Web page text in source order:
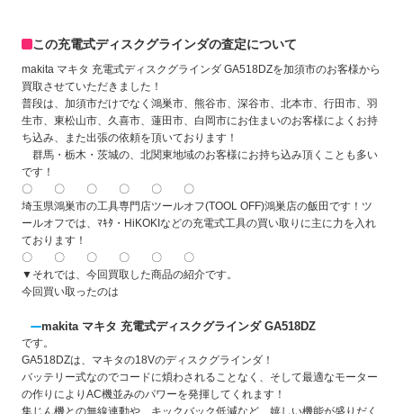
この充電式ディスクグラインダの査定について
makita マキタ 充電式ディスクグラインダ GA518DZを加須市のお客様から
買取させていただきました！
普段は、加須市だけでなく鴻巣市、熊谷市、深谷市、北本市、行田市、羽
生市、東松山市、久喜市、蓮田市、白岡市にお住まいのお客様によくお持
ち込み、また出張の依頼を頂いております！
群馬・栃木・茨城の、北関東地域のお客様にお持ち込み頂くことも多い
です！
〇 〇 〇 〇 〇 〇
埼玉県鴻巣市の工具専門店ツールオフ(TOOL OFF)鴻巣店の飯田です！ツ
ールオフでは、ﾏｷﾀ・HiKOKIなどの充電式工具の買い取りに主に力を入れ
ております！
〇 〇 〇 〇 〇 〇
▼それでは、今回買取した商品の紹介です。
今回買い取ったのは
makita マキタ 充電式ディスクグラインダ GA518DZ
です。
GA518DZは、マキタの18Vのディスクグラインダ！
バッテリー式なのでコードに煩わされることなく、そして最適なモーター
の作りによりAC機並みのパワーを発揮してくれます！
集じん機との無線連動や、キックバック低減など、嬉しい機能が盛りだく